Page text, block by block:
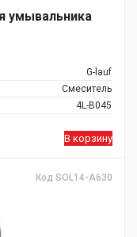
умывальника
G-lauf
Смеситель
4L-B045
В корзину
Код SOL14-A630